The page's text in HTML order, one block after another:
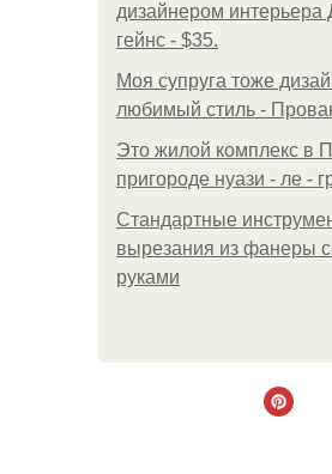
дизайнером интерьера
гейнс - $35.
Моя супруга тоже
любимый стиль -
Это жилой комплекс в
пригороде нуази - ле -
Стандартные
вырезания из фанеры
руками